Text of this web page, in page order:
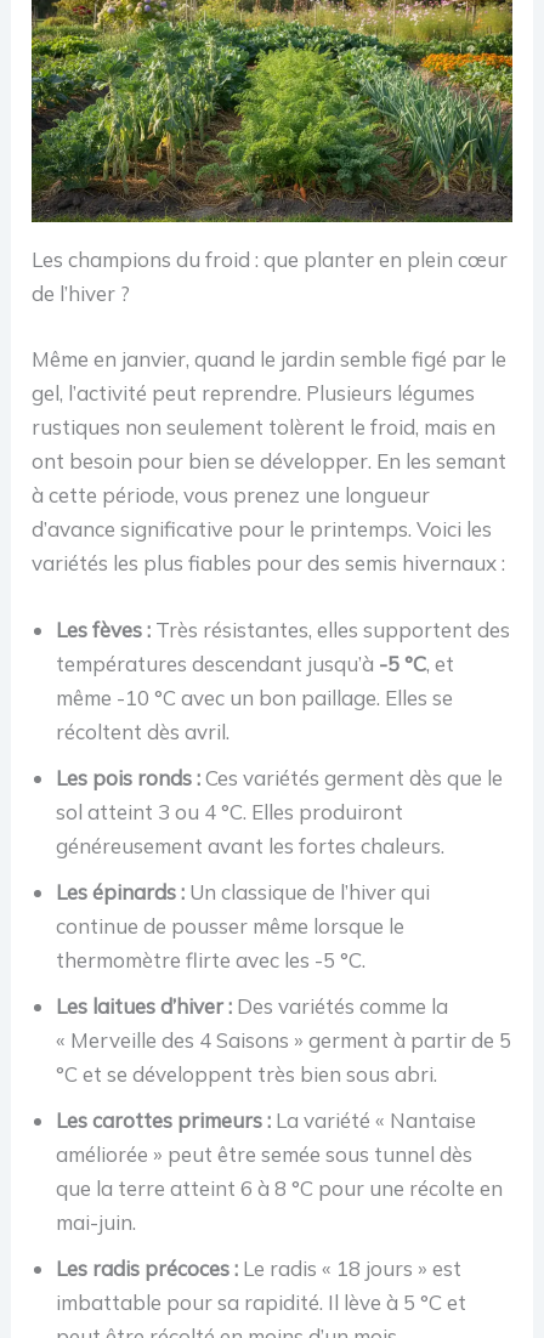
Les champions du froid : que planter en plein cœur
de l’hiver ?
Même en janvier, quand le jardin semble figé par le
gel, l’activité peut reprendre. Plusieurs légumes
rustiques non seulement tolèrent le froid, mais en
ont besoin pour bien se développer. En les semant
à cette période, vous prenez une longueur
d’avance significative pour le printemps. Voici les
variétés les plus fiables pour des semis hivernaux :
Les fèves : Très résistantes, elles supportent des
températures descendant jusqu’à -5 °C, et
même -10 °C avec un bon paillage. Elles se
récoltent dès avril.
Les pois ronds :Ces variétés germent dès que le
sol atteint 3 ou 4 °C. Elles produiront
généreusement avant les fortes chaleurs.
Les épinards : Un classique de l’hiver qui
continue de pousser même lorsque le
thermomètre flirte avec les -5 °C.
Les laitues d’hiver : Des variétés comme la
« Merveille des 4 Saisons » germent à partir de 5
°C et se développent très bien sous abri.
Les carottes primeurs : La variété « Nantaise
améliorée » peut être semée sous tunnel dès
que la terre atteint 6 à 8 °C pour une récolte en
mai-juin.
Les radis précoces : Le radis « 18 jours » est
imbattable pour sa rapidité. Il lève à 5 °C et